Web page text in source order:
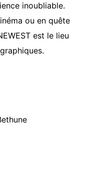
inoubliable.
ou en quête
est le lieu